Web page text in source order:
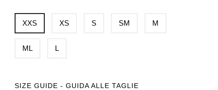
XXS XS S SM M
ML L
SIZE GUIDE - GUIDA ALLE TAGLIE